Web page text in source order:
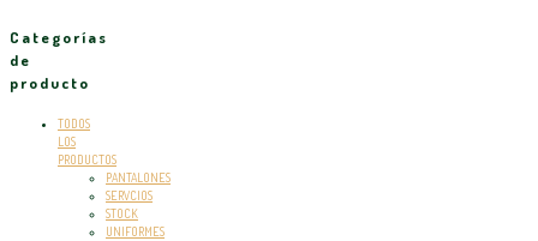
Categorías
de
producto
TODOS
LOS
PRODUCTOS
PANTALONES
SERVCIOS
STOCK
UNIFORMES